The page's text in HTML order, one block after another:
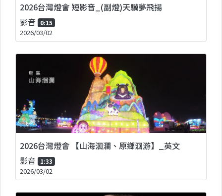
2026台灣燈會 短影音_(副燈)天驥夢飛揚
影音 0:15
2026/03/02
2026台灣燈會 【山海洄瀾、原鄉洄游】_英文
影音 1:33
2026/03/02